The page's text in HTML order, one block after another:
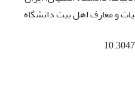
و معارف اهل بیت دانشگاه